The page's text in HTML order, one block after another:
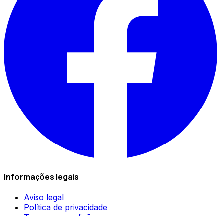
Informações legais
Aviso legal
Política de privacidade